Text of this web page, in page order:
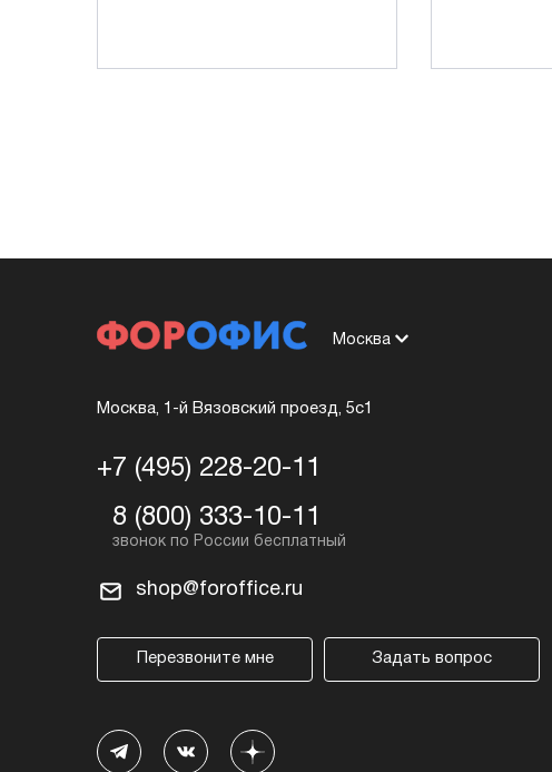
Москва
Москва, 1-й Вязовский проезд, 5с1
+7 (495) 228-20-11
8 (800) 333-10-11
shop@foroffice.ru
Перезвоните мне Задать вопрос